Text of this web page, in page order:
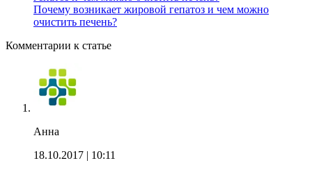
Почему возникает жировой гепатоз и чем можно
очистить печень?
Комментарии к статье
Анна
18.10.2017 | 10:11